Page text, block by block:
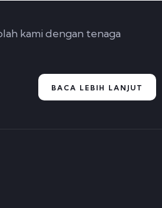
kami dengan tenaga
BACA LEBIH LANJUT